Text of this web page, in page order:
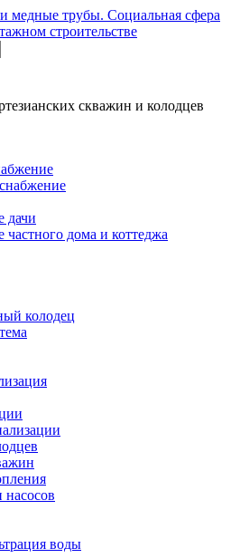
медные трубы. Социальная сфера
строительстве
скважин и колодцев
дачи
дома и коттеджа
колодец
насосов
воды